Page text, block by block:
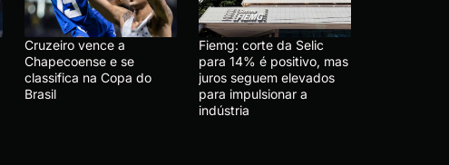
Cruzeiro vence a
Chapecoense e se
classifica na Copa do
Brasil
Fiemg: corte da Selic
para 14% é positivo, mas
juros seguem elevados
para impulsionar a
indústria